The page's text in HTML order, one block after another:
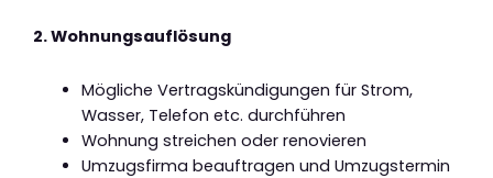
2. Wohnungsauflösung
Mögliche Vertragskündigungen für Strom,
Wasser, Telefon etc. durchführen
Wohnung streichen oder renovieren
Umzugsfirma beauftragen und Umzugstermin